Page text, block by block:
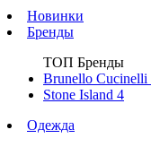
Новинки
Бренды
ТОП Бренды
Brunello Cucinelli
Stone Island 4
Одежда